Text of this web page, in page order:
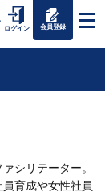
ログイン 会員登録
シリテーター。
育成や女性社員